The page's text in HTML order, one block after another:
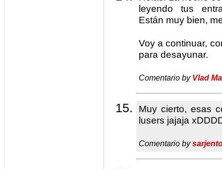
leyendo tus
Están muy bien,
Voy a continuar,
para desayunar.
Comentario by Vlad
Muy cierto, esas
lusers jajaja
Comentario by